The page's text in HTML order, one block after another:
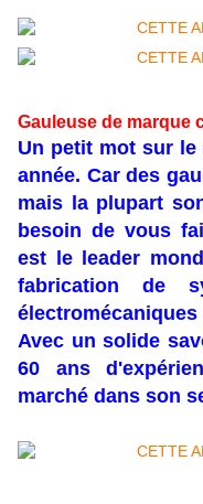
Gauleuse de marque
Un petit mot sur le
année. Car des
mais la plupart
besoin de vous
est le leader
fabrication de
Avec un solide
60 ans
marché dans son